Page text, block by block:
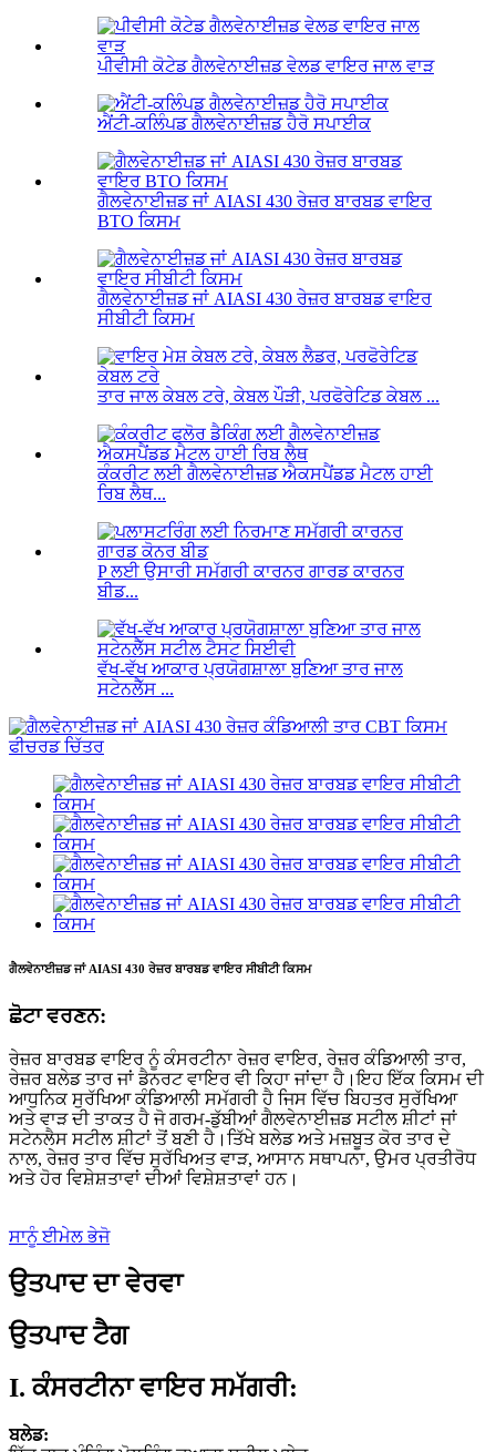
ਪੀਵੀਸੀ ਕੋਟੇਡ ਗੈਲਵੇਨਾਈਜ਼ਡ ਵੇਲਡ ਵਾਇਰ ਜਾਲ ਵਾੜ
ਐਂਟੀ-ਕਲਿੰਪਡ ਗੈਲਵੇਨਾਈਜ਼ਡ ਹੈਰੋ ਸਪਾਈਕ
ਗੈਲਵੇਨਾਈਜ਼ਡ ਜਾਂ AIASI 430 ਰੇਜ਼ਰ ਬਾਰਬਡ ਵਾਇਰ
BTO ਕਿਸਮ
ਗੈਲਵੇਨਾਈਜ਼ਡ ਜਾਂ AIASI 430 ਰੇਜ਼ਰ ਬਾਰਬਡ ਵਾਇਰ
ਸੀਬੀਟੀ ਕਿਸਮ
ਤਾਰ ਜਾਲ ਕੇਬਲ ਟਰੇ, ਕੇਬਲ ਪੌੜੀ, ਪਰਫੋਰੇਟਿਡ ਕੇਬਲ ...
ਕੰਕਰੀਟ ਲਈ ਗੈਲਵੇਨਾਈਜ਼ਡ ਐਕਸਪੈਂਡਡ ਮੈਟਲ ਹਾਈ
ਰਿਬ ਲੈਥ...
P ਲਈ ਉਸਾਰੀ ਸਮੱਗਰੀ ਕਾਰਨਰ ਗਾਰਡ ਕਾਰਨਰ
ਬੀਡ...
ਵੱਖ-ਵੱਖ ਆਕਾਰ ਪ੍ਰਯੋਗਸ਼ਾਲਾ ਬੁਣਿਆ ਤਾਰ ਜਾਲ
ਸਟੇਨਲੈੱਸ ...
ਗੈਲਵੇਨਾਈਜ਼ਡ ਜਾਂ AIASI 430 ਰੇਜ਼ਰ ਬਾਰਬਡ ਵਾਇਰ ਸੀਬੀਟੀ ਕਿਸਮ
ਛੋਟਾ ਵਰਣਨ:
ਰੇਜ਼ਰ ਬਾਰਬਡ ਵਾਇਰ ਨੂੰ ਕੰਸਰਟੀਨਾ ਰੇਜ਼ਰ ਵਾਇਰ, ਰੇਜ਼ਰ ਕੰਡਿਆਲੀ ਤਾਰ,
ਰੇਜ਼ਰ ਬਲੇਡ ਤਾਰ ਜਾਂ ਡੈਨਰਟ ਵਾਇਰ ਵੀ ਕਿਹਾ ਜਾਂਦਾ ਹੈ।ਇਹ ਇੱਕ ਕਿਸਮ ਦੀ
ਆਧੁਨਿਕ ਸੁਰੱਖਿਆ ਕੰਡਿਆਲੀ ਸਮੱਗਰੀ ਹੈ ਜਿਸ ਵਿੱਚ ਬਿਹਤਰ ਸੁਰੱਖਿਆ
ਅਤੇ ਵਾੜ ਦੀ ਤਾਕਤ ਹੈ ਜੋ ਗਰਮ-ਡੁੱਬੀਆਂ ਗੈਲਵੇਨਾਈਜ਼ਡ ਸਟੀਲ ਸ਼ੀਟਾਂ ਜਾਂ
ਸਟੇਨਲੈਸ ਸਟੀਲ ਸ਼ੀਟਾਂ ਤੋਂ ਬਣੀ ਹੈ।ਤਿੱਖੇ ਬਲੇਡ ਅਤੇ ਮਜ਼ਬੂਤ ​​ਕੋਰ ਤਾਰ ਦੇ
ਨਾਲ, ਰੇਜ਼ਰ ਤਾਰ ਵਿੱਚ ਸੁਰੱਖਿਅਤ ਵਾੜ, ਆਸਾਨ ਸਥਾਪਨਾ, ਉਮਰ ਪ੍ਰਤੀਰੋਧ
ਅਤੇ ਹੋਰ ਵਿਸ਼ੇਸ਼ਤਾਵਾਂ ਦੀਆਂ ਵਿਸ਼ੇਸ਼ਤਾਵਾਂ ਹਨ।
ਸਾਨੂੰ ਈਮੇਲ ਭੇਜੋ
ਉਤਪਾਦ ਦਾ ਵੇਰਵਾ
ਉਤਪਾਦ ਟੈਗ
I. ਕੰਸਰਟੀਨਾ ਵਾਇਰ ਸਮੱਗਰੀ:
ਬਲੇਡ: